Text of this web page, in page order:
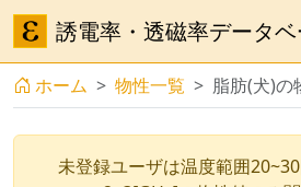
誘電率・透磁率データベ
ホーム 物性一覧 脂肪(犬)の
未登録ユーザは温度範囲